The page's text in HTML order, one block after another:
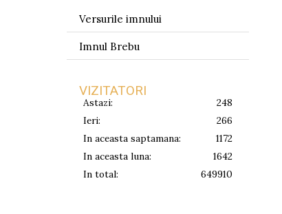
Versurile imnului
Imnul Brebu
VIZITATORI
Astazi:
248
Ieri:
266
In aceasta saptamana:
1172
In aceasta luna:
1642
In total:
649910